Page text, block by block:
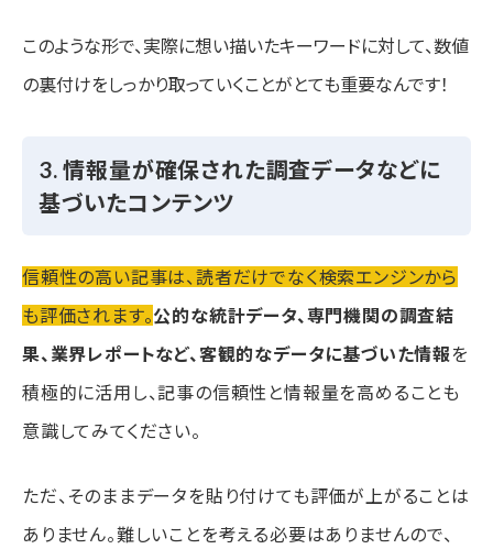
このような形で、実際に想い描いたキーワードに対して、数値
の裏付けをしっかり取っていくことがとても重要なんです！
3. 情報量が確保された調査データなどに
基づいたコンテンツ
信頼性の高い記事は、読者だけでなく検索エンジンから
も評価されます。公的な統計データ、専門機関の調査結
果、業界レポートなど、客観的なデータに基づいた情報を
積極的に活用し、記事の信頼性と情報量を高めることも
意識してみてください。
ただ、そのままデータを貼り付けても評価が上がることは
ありません。難しいことを考える必要はありませんので、